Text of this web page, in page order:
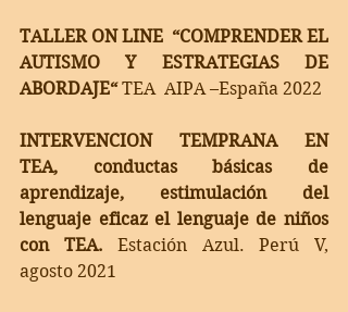
TALLER ON LINE  “COMPRENDER EL
AUTISMO Y ESTRATEGIAS DE
ABORDAJE“ TEA  AIPA –España 2022
INTERVENCION TEMPRANA EN
TEA, conductas básicas de
aprendizaje, estimulación del
lenguaje eficaz el lenguaje de niños
con TEA. Estación Azul. Perú V,
agosto 2021